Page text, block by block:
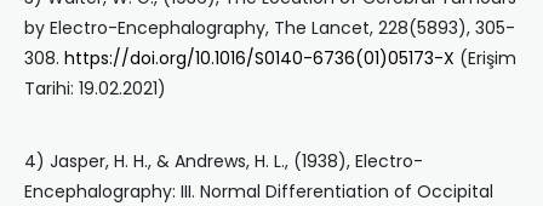
by Electro-Encephalography, The Lancet, 228(5893), 305-
308. https://doi.org/10.1016/S0140-6736(01)05173-X (Erişim
Tarihi: 19.02.2021)
4) Jasper, H. H., & Andrews, H. L., (1938), Electro-
Encephalography: III. Normal Differentiation of Occipital